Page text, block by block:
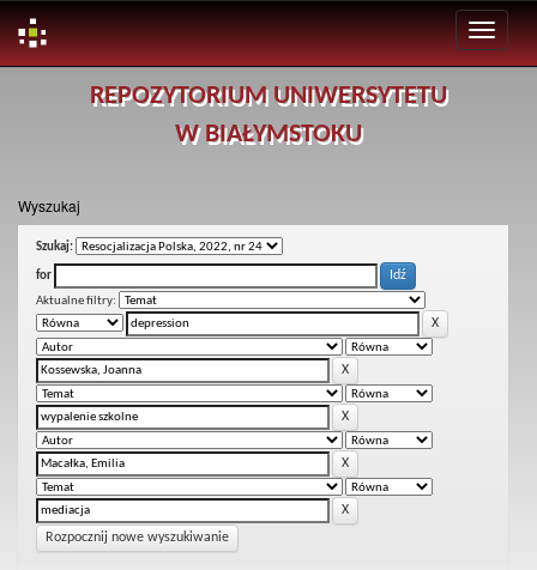
REPOZYTORIUM UNIWERSYTETU
W BIAŁYMSTOKU
Wyszukaj
Szukaj:
for
Aktualne filtry:
Rozpocznij nowe wyszukiwanie